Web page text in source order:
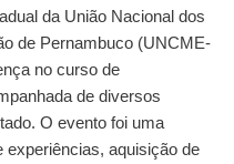
da União Nacional dos
de Pernambuco (UNCME-
no curso de
de diversos
O evento foi uma
experiências, aquisição de